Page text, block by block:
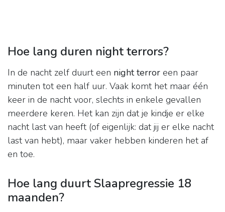
Hoe lang duren night terrors?
In de nacht zelf duurt een night terror een paar
minuten tot een half uur. Vaak komt het maar één
keer in de nacht voor, slechts in enkele gevallen
meerdere keren. Het kan zijn dat je kindje er elke
nacht last van heeft (of eigenlijk: dat jij er elke nacht
last van hebt), maar vaker hebben kinderen het af
en toe.
Hoe lang duurt Slaapregressie 18
maanden?